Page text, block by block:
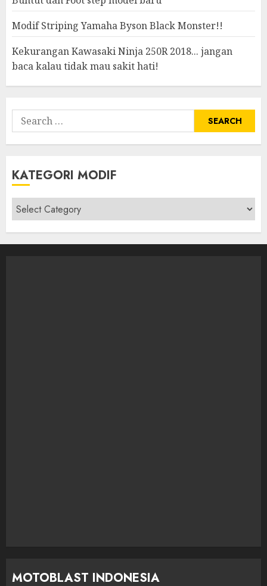
Modif Striping Yamaha Byson Black Monster!!
Kekurangan Kawasaki Ninja 250R 2018... jangan
baca kalau tidak mau sakit hati!
Search
for:
KATEGORI MODIF
Kategori
modif
MOTOBLAST INDONESIA